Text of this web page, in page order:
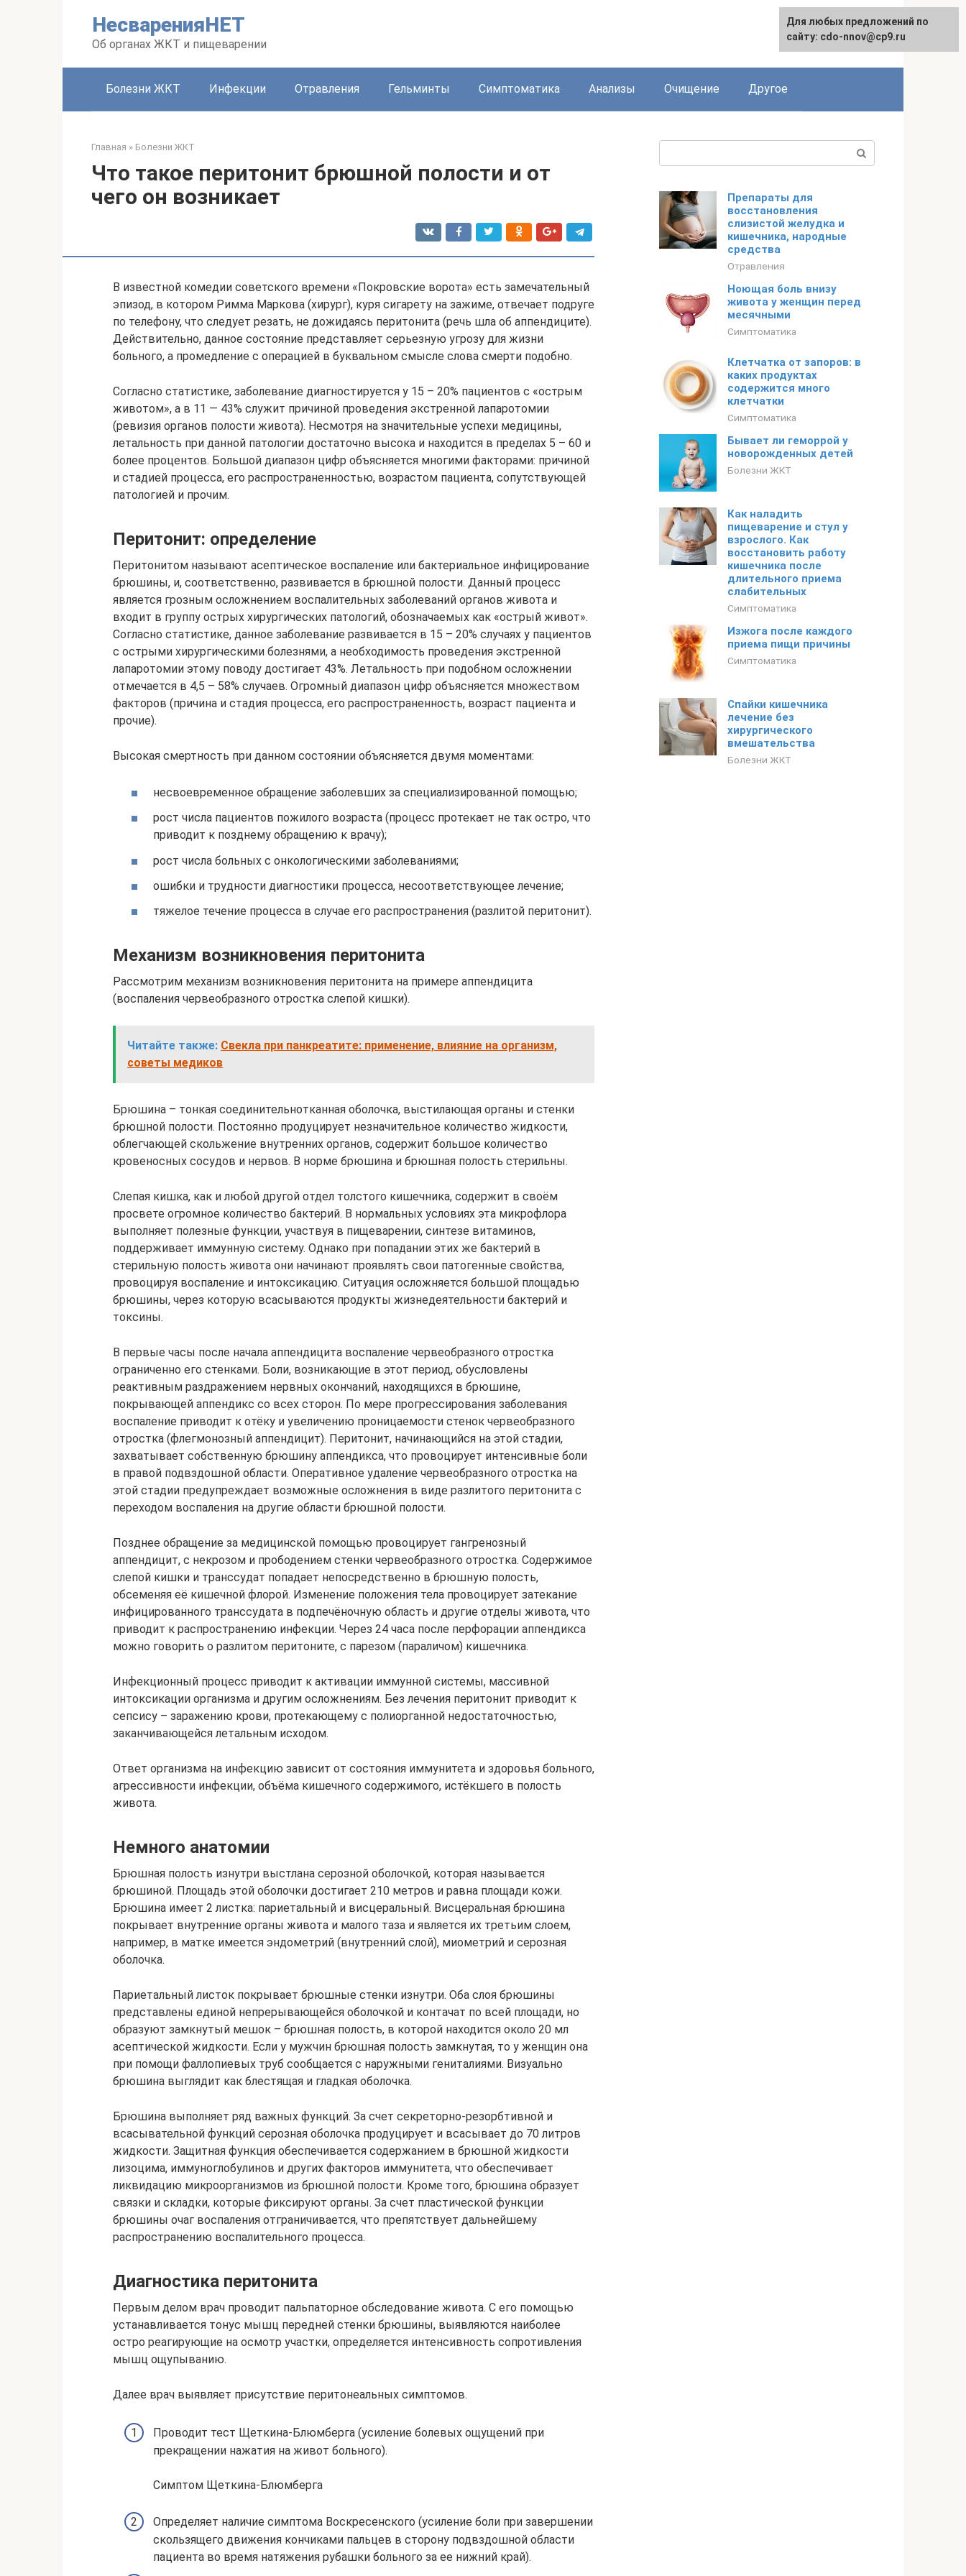
НесваренияНЕТ
Об органах ЖКТ и пищеварении
Болезни ЖКТ Инфекции Отравления Гельминты Симптоматика Анализы Очищение Другое
Главная » Болезни ЖКТ
Что такое перитонит брюшной полости и от
чего он возникает
В известной комедии советского времени «Покровские ворота» есть замечательный
эпизод, в котором Римма Маркова (хирург), куря сигарету на зажиме, отвечает подруге
по телефону, что следует резать, не дожидаясь перитонита (речь шла об аппендиците).
Действительно, данное состояние представляет серьезную угрозу для жизни
больного, а промедление с операцией в буквальном смысле слова смерти подобно.
Согласно статистике, заболевание диагностируется у 15 – 20% пациентов с «острым
животом», а в 11 — 43% служит причиной проведения экстренной лапаротомии
(ревизия органов полости живота). Несмотря на значительные успехи медицины,
летальность при данной патологии достаточно высока и находится в пределах 5 – 60 и
более процентов. Большой диапазон цифр объясняется многими факторами: причиной
и стадией процесса, его распространенностью, возрастом пациента, сопутствующей
патологией и прочим.
Перитонит: определение
Перитонитом называют асептическое воспаление или бактериальное инфицирование
брюшины, и, соответственно, развивается в брюшной полости. Данный процесс
является грозным осложнением воспалительных заболеваний органов живота и
входит в группу острых хирургических патологий, обозначаемых как «острый живот».
Согласно статистике, данное заболевание развивается в 15 – 20% случаях у пациентов
с острыми хирургическими болезнями, а необходимость проведения экстренной
лапаротомии этому поводу достигает 43%. Летальность при подобном осложнении
отмечается в 4,5 – 58% случаев. Огромный диапазон цифр объясняется множеством
факторов (причина и стадия процесса, его распространенность, возраст пациента и
прочие).
Высокая смертность при данном состоянии объясняется двумя моментами:
несвоевременное обращение заболевших за специализированной помощью;
рост числа пациентов пожилого возраста (процесс протекает не так остро, что
приводит к позднему обращению к врачу);
рост числа больных с онкологическими заболеваниями;
ошибки и трудности диагностики процесса, несоответствующее лечение;
тяжелое течение процесса в случае его распространения (разлитой перитонит).
Механизм возникновения перитонита
Рассмотрим механизм возникновения перитонита на примере аппендицита
(воспаления червеобразного отростка слепой кишки).
Читайте также: Свекла при панкреатите: применение, влияние на организм,
советы медиков
Брюшина – тонкая соединительнотканная оболочка, выстилающая органы и стенки
брюшной полости. Постоянно продуцирует незначительное количество жидкости,
облегчающей скольжение внутренних органов, содержит большое количество
кровеносных сосудов и нервов. В норме брюшина и брюшная полость стерильны.
Слепая кишка, как и любой другой отдел толстого кишечника, содержит в своём
просвете огромное количество бактерий. В нормальных условиях эта микрофлора
выполняет полезные функции, участвуя в пищеварении, синтезе витаминов,
поддерживает иммунную систему. Однако при попадании этих же бактерий в
стерильную полость живота они начинают проявлять свои патогенные свойства,
провоцируя воспаление и интоксикацию. Ситуация осложняется большой площадью
брюшины, через которую всасываются продукты жизнедеятельности бактерий и
токсины.
В первые часы после начала аппендицита воспаление червеобразного отростка
ограниченно его стенками. Боли, возникающие в этот период, обусловлены
реактивным раздражением нервных окончаний, находящихся в брюшине,
покрывающей аппендикс со всех сторон. По мере прогрессирования заболевания
воспаление приводит к отёку и увеличению проницаемости стенок червеобразного
отростка (флегмонозный аппендицит). Перитонит, начинающийся на этой стадии,
захватывает собственную брюшину аппендикса, что провоцирует интенсивные боли
в правой подвздошной области. Оперативное удаление червеобразного отростка на
этой стадии предупреждает возможные осложнения в виде разлитого перитонита с
переходом воспаления на другие области брюшной полости.
Позднее обращение за медицинской помощью провоцирует гангренозный
аппендицит, с некрозом и прободением стенки червеобразного отростка. Содержимое
слепой кишки и транссудат попадает непосредственно в брюшную полость,
обсеменяя её кишечной флорой. Изменение положения тела провоцирует затекание
инфицированного транссудата в подпечёночную область и другие отделы живота, что
приводит к распространению инфекции. Через 24 часа после перфорации аппендикса
можно говорить о разлитом перитоните, с парезом (параличом) кишечника.
Инфекционный процесс приводит к активации иммунной системы, массивной
интоксикации организма и другим осложнениям. Без лечения перитонит приводит к
сепсису – заражению крови, протекающему с полиорганной недостаточностью,
заканчивающейся летальным исходом.
Ответ организма на инфекцию зависит от состояния иммунитета и здоровья больного,
агрессивности инфекции, объёма кишечного содержимого, истёкшего в полость
живота.
Немного анатомии
Брюшная полость изнутри выстлана серозной оболочкой, которая называется
брюшиной. Площадь этой оболочки достигает 210 метров и равна площади кожи.
Брюшина имеет 2 листка: париетальный и висцеральный. Висцеральная брюшина
покрывает внутренние органы живота и малого таза и является их третьим слоем,
например, в матке имеется эндометрий (внутренний слой), миометрий и серозная
оболочка.
Париетальный листок покрывает брюшные стенки изнутри. Оба слоя брюшины
представлены единой непрерывающейся оболочкой и контачат по всей площади, но
образуют замкнутый мешок – брюшная полость, в которой находится около 20 мл
асептической жидкости. Если у мужчин брюшная полость замкнутая, то у женщин она
при помощи фаллопиевых труб сообщается с наружными гениталиями. Визуально
брюшина выглядит как блестящая и гладкая оболочка.
Брюшина выполняет ряд важных функций. За счет секреторно-резорбтивной и
всасывательной функций серозная оболочка продуцирует и всасывает до 70 литров
жидкости. Защитная функция обеспечивается содержанием в брюшной жидкости
лизоцима, иммуноглобулинов и других факторов иммунитета, что обеспечивает
ликвидацию микроорганизмов из брюшной полости. Кроме того, брюшина образует
связки и складки, которые фиксируют органы. За счет пластической функции
брюшины очаг воспаления отграничивается, что препятствует дальнейшему
распространению воспалительного процесса.
Диагностика перитонита
Первым делом врач проводит пальпаторное обследование живота. С его помощью
устанавливается тонус мышц передней стенки брюшины, выявляются наиболее
остро реагирующие на осмотр участки, определяется интенсивность сопротивления
мышц ощупыванию.
Далее врач выявляет присутствие перитонеальных симптомов.
Проводит тест Щеткина-Блюмберга (усиление болевых ощущений при
прекращении нажатия на живот больного).
Симптом Щеткина-Блюмберга
Определяет наличие симптома Воскресенского (усиление боли при завершении
скользящего движения кончиками пальцев в сторону подвздошной области
пациента во время натяжения рубашки больного за ее нижний край).
Препараты для
восстановления
слизистой желудка и
кишечника, народные
средства
Отравления
Ноющая боль внизу
живота у женщин перед
месячными
Симптоматика
Клетчатка от запоров: в
каких продуктах
содержится много
клетчатки
Симптоматика
Бывает ли геморрой у
новорожденных детей
Болезни ЖКТ
Как наладить
пищеварение и стул у
взрослого. Как
восстановить работу
кишечника после
длительного приема
слабительных
Симптоматика
Изжога после каждого
приема пищи причины
Симптоматика
Спайки кишечника
лечение без
хирургического
вмешательства
Болезни ЖКТ
Для любых предложений по
сайту: cdo-nnov@cp9.ru